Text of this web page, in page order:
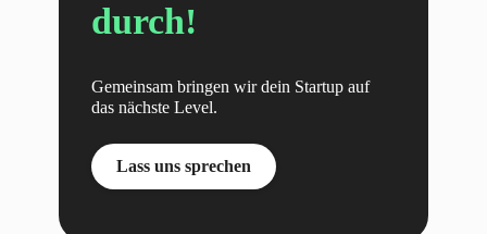
durch!
Gemeinsam bringen wir dein Startup auf
das nächste Level.
Lass uns sprechen